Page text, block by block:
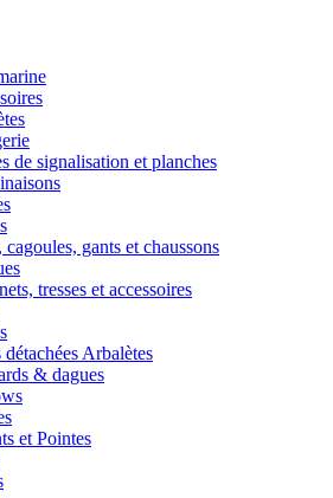
de signalisation et planches
cagoules, gants et chaussons
tresses et accessoires
détachées Arbalètes
& dagues
et Pointes